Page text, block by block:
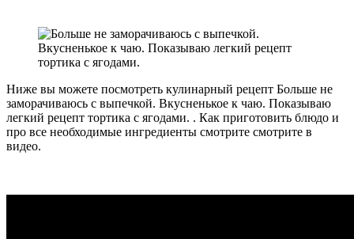
Ниже вы можете посмотреть кулинарный рецепт Больше не
заморачиваюсь с выпечкой. Вкусненькое к чаю. Показываю
легкий рецепт тортика с ягодами. . Как приготовить блюдо и
про все необходимые ингредиенты смотрите смотрите в
видео.